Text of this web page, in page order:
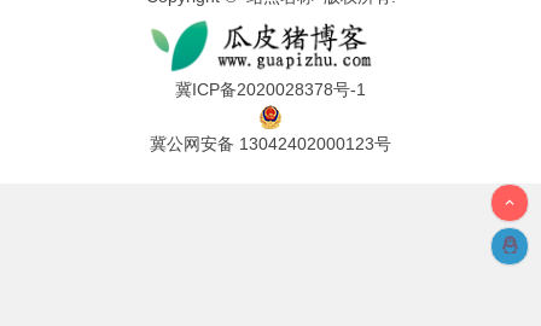
冀ICP备2020028378号-1
冀公网安备 13042402000123号